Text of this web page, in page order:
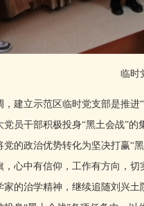
临时
立示范区临时党支部是推进“
员干部积极投身“黑土会战”
的政治优势转化为坚决打赢“
心中有信仰，工作有方向，
的治学精神，继续追随刘兴